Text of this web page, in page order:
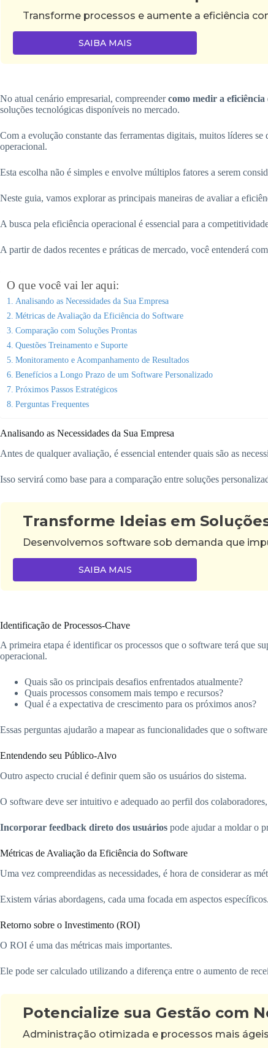
Transforme processos e aumente a eficiência
SAIBA MAIS
No atual cenário empresarial, compreendercomo medir a
soluções tecnológicas disponíveis no mercado.
Com a evolução constante das ferramentas digitais, muitos líderes
operacional.
Esta escolha não é simples e envolve múltiplos fatores a serem
Neste guia, vamos explorar as principais maneiras de avaliar a
A busca pela eficiência operacional é essencial para a
A partir de dados recentes e práticas de mercado, você entenderá
O que você vai ler aqui:
Analisando as Necessidades da Sua Empresa
Métricas de Avaliação da Eficiência do Software
Comparação com Soluções Prontas
Questões Treinamento e Suporte
Monitoramento e Acompanhamento de Resultados
Benefícios a Longo Prazo de um Software Personalizado
Próximos Passos Estratégicos
Perguntas Frequentes
Analisando as Necessidades da Sua Empresa
Antes de qualquer avaliação, é essencial entender quais são as
Isso servirá como base para a comparação entre soluções
Transforme Ideias em
Desenvolvemos software sob demanda que
SAIBA MAIS
Identificação de Processos-Chave
A primeira etapa é identificar os processos que o software terá que
operacional.
Quais são os principais desafios enfrentados atualmente?
Quais processos consomem mais tempo e recursos?
Qual é a expectativa de crescimento para os próximos anos?
Essas perguntas ajudarão a mapear as funcionalidades que o
Entendendo seu Público-Alvo
Outro aspecto crucial é definir quem são os usuários do sistema.
O software deve ser intuitivo e adequado ao perfil dos
Incorporar feedback direto dos usuários pode ajudar a moldar o
Métricas de Avaliação da Eficiência do Software
Uma vez compreendidas as necessidades, é hora de considerar as
Existem várias abordagens, cada uma focada em aspectos específicos.
Retorno sobre o Investimento (ROI)
O ROI é uma das métricas mais importantes.
Ele pode ser calculado utilizando a diferença entre o aumento de
Potencialize sua Gestão com
Administração otimizada e processos mais